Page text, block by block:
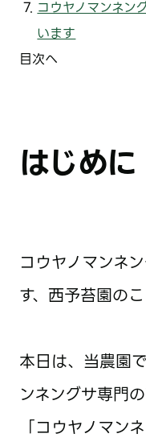
コウヤノマンネン
います
目次へ
はじめに
コウヤノマンネ
す、西予苔園の
本日は、当農園
ンネングサ専門
「コウヤノマン